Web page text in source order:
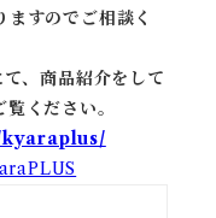
すのでご相談く
、商品紹介をして
ください。